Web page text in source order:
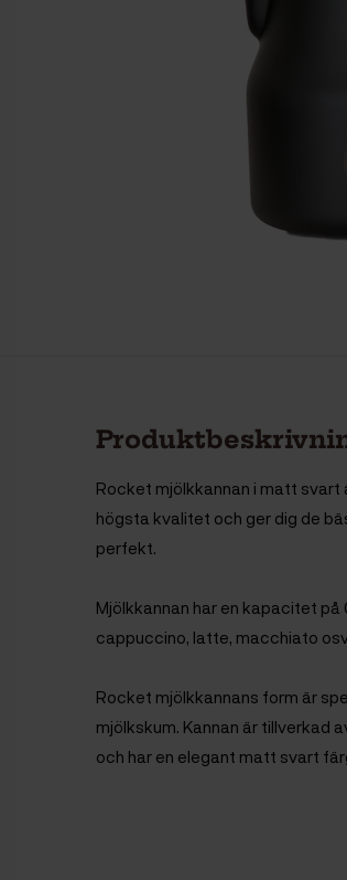
Rocket mjölkkannan i matt svart
högsta kvalitet och ger dig de
perfekt.
Mjölkkannan har en kapacitet på
cappuccino, latte, macchiato
Rocket mjölkkannans form är
mjölkskum. Kannan är tillverkad
och har en elegant matt svart